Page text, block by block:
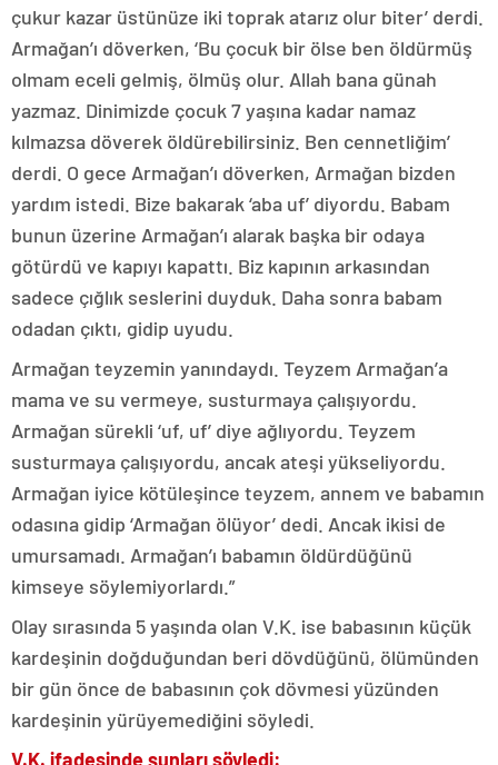
çukur kazar üstünüze iki toprak atarız olur biter’ derdi.
Armağan’ı döverken, ‘Bu çocuk bir ölse ben öldürmüş
olmam eceli gelmiş, ölmüş olur. Allah bana günah
yazmaz. Dinimizde çocuk 7 yaşına kadar namaz
kılmazsa döverek öldürebilirsiniz. Ben cennetliğim’
derdi. O gece Armağan’ı döverken, Armağan bizden
yardım istedi. Bize bakarak ‘aba uf’ diyordu. Babam
bunun üzerine Armağan’ı alarak başka bir odaya
götürdü ve kapıyı kapattı. Biz kapının arkasından
sadece çığlık seslerini duyduk. Daha sonra babam
odadan çıktı, gidip uyudu.
Armağan teyzemin yanındaydı. Teyzem Armağan’a
mama ve su vermeye, susturmaya çalışıyordu.
Armağan sürekli ‘uf, uf’ diye ağlıyordu. Teyzem
susturmaya çalışıyordu, ancak ateşi yükseliyordu.
Armağan iyice kötüleşince teyzem, annem ve babamın
odasına gidip ‘Armağan ölüyor’ dedi. Ancak ikisi de
umursamadı. Armağan’ı babamın öldürdüğünü
kimseye söylemiyorlardı.”
Olay sırasında 5 yaşında olan V.K. ise babasının küçük
kardeşinin doğduğundan beri dövdüğünü, ölümünden
bir gün önce de babasının çok dövmesi yüzünden
kardeşinin yürüyemediğini söyledi.
V.K. ifadesinde şunları söyledi: